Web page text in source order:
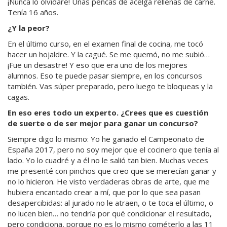
Tenía 16 años.
¿Y la peor?
En el último curso, en el examen final de cocina, me tocó
hacer un hojaldre. Y la cagué. Se me quemó, no me subió…
¡Fue un desastre! Y eso que era uno de los mejores
alumnos. Eso te puede pasar siempre, en los concursos
también. Vas súper preparado, pero luego te bloqueas y la
cagas.
En eso eres todo un experto. ¿Crees que es cuestión
de suerte o de ser mejor para ganar un concurso?
Siempre digo lo mismo: Yo he ganado el Campeonato de
España 2017, pero no soy mejor que el cocinero que tenía al
lado. Yo lo cuadré y a él no le salió tan bien. Muchas veces
me presenté con pinchos que creo que se merecían ganar y
no lo hicieron. He visto verdaderas obras de arte, que me
hubiera encantado crear a mí, que por lo que sea pasan
desapercibidas: al jurado no le atraen, o te toca el último, o
no lucen bien… no tendría por qué condicionar el resultado,
pero condiciona, porque no es lo mismo cométerlo a las 11